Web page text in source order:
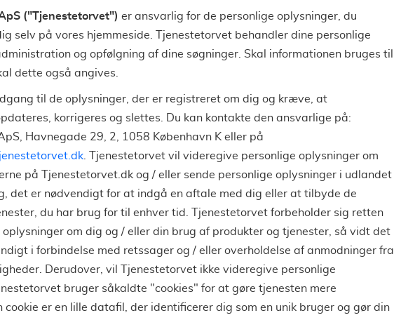
("Tjenestetorvet") er ansvarlig for de personlige oplysninger, du
selv på vores hjemmeside. Tjenestetorvet behandler dine personlige
og opfølgning af dine søgninger. Skal informationen bruges til
dette også angives.
til de oplysninger, der er registreret om dig og kræve, at
korrigeres og slettes. Du kan kontakte den ansvarlige på:
Havnegade 29, 2, 1058 København K eller på
. Tjenestetorvet vil videregive personlige oplysninger om
på Tjenestetorvet.dk og / eller sende personlige oplysninger i udlandet
det er nødvendigt for at indgå en aftale med dig eller at tilbyde de
du har brug for til enhver tid. Tjenestetorvet forbeholder sig retten
om dig og / eller din brug af produkter og tjenester, så vidt det
i forbindelse med retssager og / eller overholdelse af anmodninger fra
Derudover, vil Tjenestetorvet ikke videregive personlige
bruger såkaldte "cookies" for at gøre tjenesten mere
cookie er en lille datafil, der identificerer dig som en unik bruger og gør din